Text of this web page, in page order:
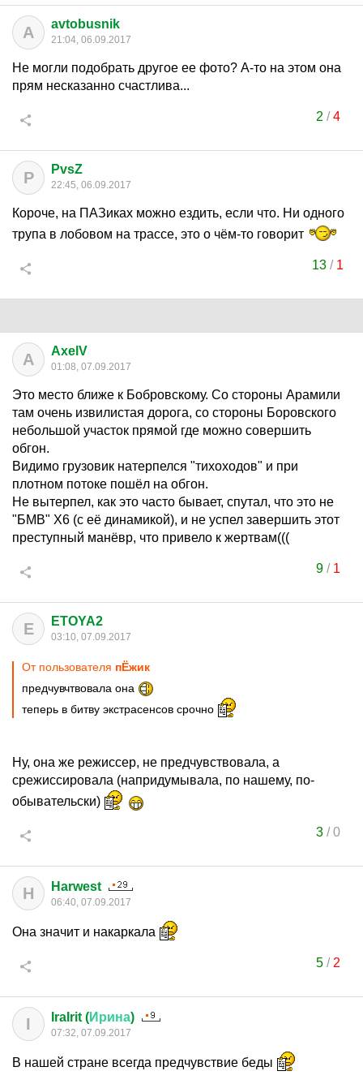
A avtobusnik
21:04, 06.09.2017
Не могли подобрать другое ее фото? А-то на этом она
прям несказанно счастлива...
2 /4
P PvsZ
22:45, 06.09.2017
Короче, на ПАЗиках можно ездить, если что. Ни одного
трупа в лобовом на трассе, это о чём-то говорит
13 / 1
A AxelV
01:08, 07.09.2017
Это место ближе к Бобровскому. Со стороны Арамили
там очень извилистая дорога, со стороны Боровского
небольшой участок прямой где можно совершить
обгон.
Видимо грузовик натерпелся "тихоходов" и при
плотном потоке пошёл на обгон.
Не вытерпел, как это часто бывает, спутал, что это не
"БМВ" X6 (с её динамикой), и не успел завершить этот
преступный манёвр, что привело к жертвам(((
9/ 1
E ETOYA2
03:10, 07.09.2017
От пользователя пЁжик
предчувчтвовала она
теперь в битву экстрасенсов срочно
Ну, она же режиссер, не предчувствовала, а
срежиссировала (напридумывала, по нашему, по-
обывательски)
3/0
H Harwest
06:40, 07.09.2017
Она значит и накаркала
5/ 2
I IraIrit (Ирина)
07:32, 07.09.2017
В нашей стране всегда предчувствие беды